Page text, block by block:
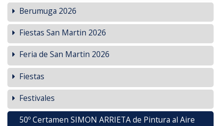
Berumuga 2026
Fiestas San Martin 2026
Feria de San Martin 2026
Fiestas
Festivales
50º Certamen SIMON ARRIETA de Pintura al Aire